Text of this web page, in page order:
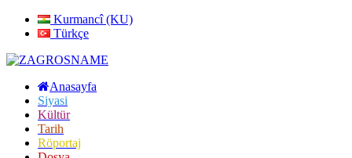
Kurmancî (KU)
Türkçe
Anasayfa
Siyasi
Kültür
Tarih
Röportaj